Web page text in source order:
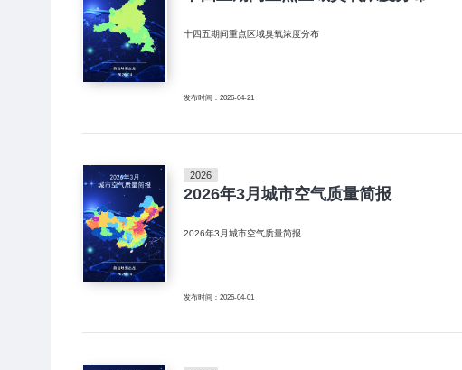
十四五期间重点区域臭氧浓度分布
发布时间：2026-04-21
2026
2026年3月城市空气质量简报
2026年3月城市空气质量简报
发布时间：2026-04-01